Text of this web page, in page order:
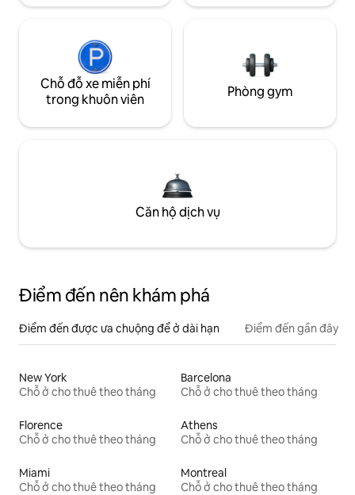
Chỗ đỗ xe miễn phí
trong khuôn viên
Phòng gym
Căn hộ dịch vụ
Điểm đến nên khám phá
Điểm đến được ưa chuộng để ở dài hạn Điểm đến gần đây
New York
Chỗ ở cho thuê theo tháng
Barcelona
Chỗ ở cho thuê theo tháng
Florence
Chỗ ở cho thuê theo tháng
Athens
Chỗ ở cho thuê theo tháng
Miami
Chỗ ở cho thuê theo tháng
Montreal
Chỗ ở cho thuê theo tháng